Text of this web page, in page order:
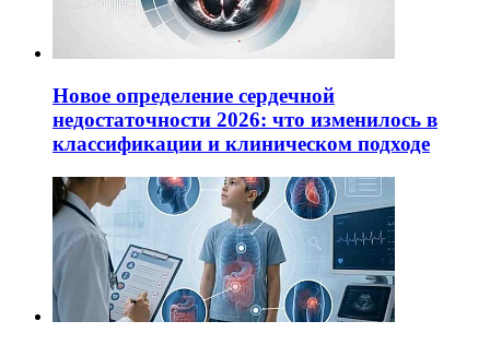
Новое определение сердечной
недостаточности 2026: что изменилось в
классификации и клиническом подходе